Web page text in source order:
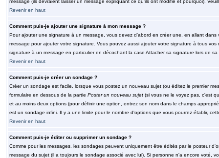
message (ils devraient laisser un message expliquant ce qu'ils ont modifié et pourquoi).
Revenir en haut
Comment puis-je ajouter une signature à mon message ?
Pour ajouter une signature à un message, vous devez d'abord en créer une, en allant
message pour ajouter votre signature. Vous pouvez aussi ajouter votre signature à tous
signature à un message en particulier en décochant la case Attacher sa signature lors de sa
Revenir en haut
Comment puis-je créer un sondage ?
Créer un sondage est facile, lorsque vous postez un nouveau sujet (ou éditez le premier
formulaire en dessous de la partie Poster un nouveau sujet(si vous ne le voyez pas, c'est
et au moins deux options (pour définir une option, entrez son nom dans le champs
est un sondage infini. Il y a une limite pour le nombre d'options que vous pourrez établir,
Revenir en haut
Comment puis-je éditer ou supprimer un sondage ?
Comme pour les messages, les sondages peuvent uniquement être édités par le posteur
message du sujet (il a toujours le sondage associé avec lui). Si personne n'a encore voté,